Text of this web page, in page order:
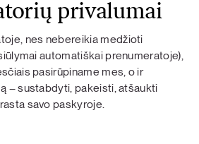
privalumai
nes nebereikia medžioti
automatiškai prenumeratoje),
pasirūpiname mes, o ir
– sustabdyti, pakeisti, atšaukti
savo paskyroje.